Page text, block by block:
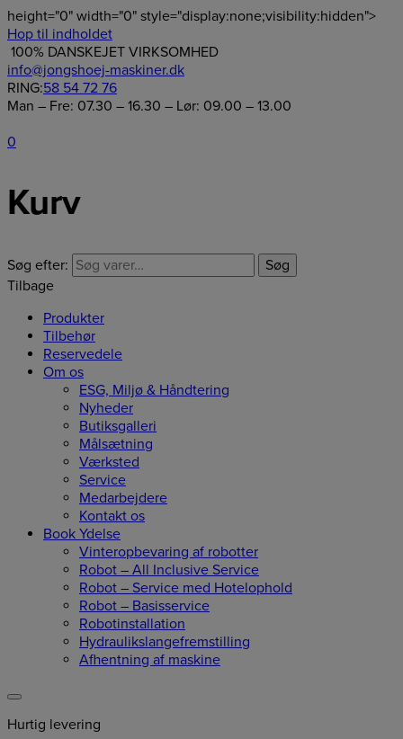
height="0" width="0" style="display:none;visibility:hidden">
Hop til indholdet
100% DANSKEJET VIRKSOMHED
info@jongshoej-maskiner.dk
RING:58 54 72 76
Man – Fre: 07.30 – 16.30 – Lør: 09.00 – 13.00
0
Kurv
Søg efter:
Søg
Tilbage
Produkter
Tilbehør
Reservedele
Om os
ESG, Miljø & Håndtering
Nyheder
Butiksgalleri
Målsætning
Værksted
Service
Medarbejdere
Kontakt os
Book Ydelse
Vinteropbevaring af robotter
Robot – All Inclusive Service
Robot – Service med Hotelophold
Robot – Basisservice
Robotinstallation
Hydraulikslangefremstilling
Afhentning af maskine
Hurtig levering